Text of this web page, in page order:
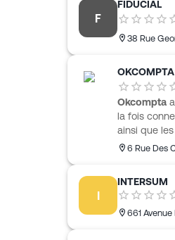
F
FIDUCIAL
38 Rue
OKCOMPTA
Okcompta
la fois
ainsi que
passant par
en ligne
justificatifs
6 Rue Des
I
INTERSUM
661 Avenue